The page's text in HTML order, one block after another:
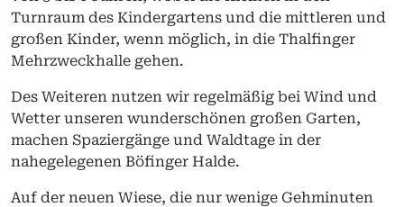
Turnraum des Kindergartens und die mittleren und
großen Kinder, wenn möglich, in die Thalfinger
Mehrzweckhalle gehen.
Des Weiteren nutzen wir regelmäßig bei Wind und
Wetter unseren wunderschönen großen Garten,
machen Spaziergänge und Waldtage in der
nahegelegenen Böfinger Halde.
Auf der neuen Wiese, die nur wenige Gehminuten